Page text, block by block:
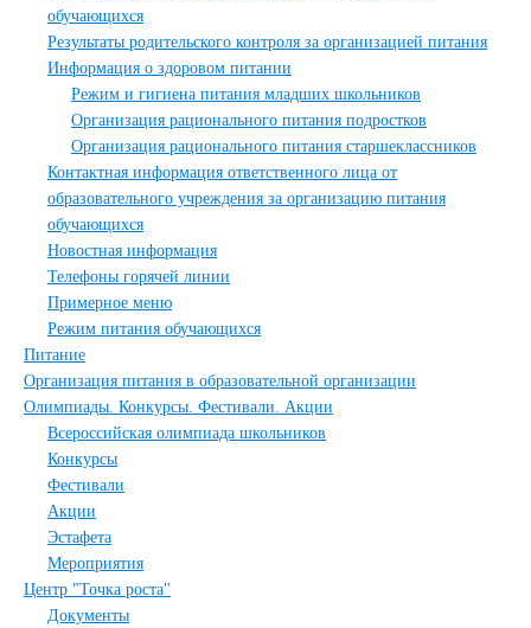
обучающихся
Результаты родительского контроля за организацией питания
Информация о здоровом питании
Режим и гигиена питания младших школьников
Организация рационального питания подростков
Организация рационального питания старшеклассников
Контактная информация ответственного лица от
образовательного учреждения за организацию питания
обучающихся
Новостная информация
Телефоны горячей линии
Примерное меню
Режим питания обучающихся
Питание
Организация питания в образовательной организации
Олимпиады. Конкурсы. Фестивали. Акции
Всероссийская олимпиада школьников
Конкурсы
Фестивали
Акции
Эстафета
Мероприятия
Центр "Точка роста"
Документы